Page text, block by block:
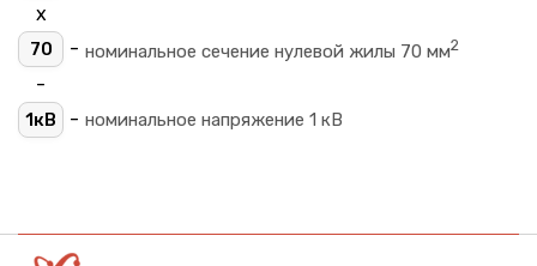
х
70 - номинальное сечение нулевой жилы 70 мм2
-
1кВ - номинальное напряжение 1 кВ